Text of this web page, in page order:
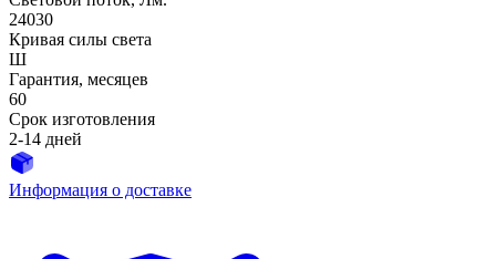
24030
Кривая силы света
Ш
Гарантия, месяцев
60
Срок изготовления
2-14 дней
Информация о доставке